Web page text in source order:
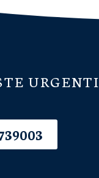
URGENTI